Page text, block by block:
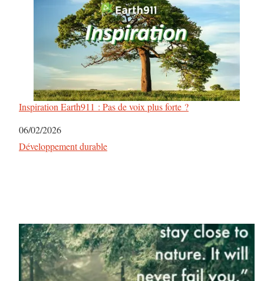
Inspiration Earth911 : Pas de voix plus forte ?
Date
06/02/2026
Par rapport à
Développement durable